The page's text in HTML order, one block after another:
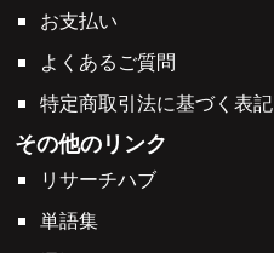
お支払い
よくあるご質問
特定商取引法に基づく表記
その他のリンク
リサーチハブ
単語集